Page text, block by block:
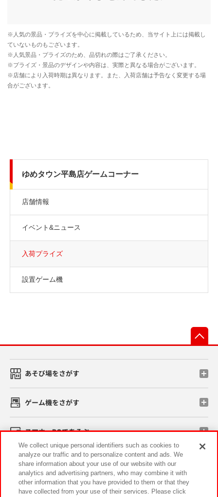
ゆめタウン平島店ゲームコーナー
店舗情報
イベント&ニュース
入荷プライズ
設置ゲーム機
あそび場をさがす
ゲーム機をさがす
スマホ・PCであそぶ
イベント・キャンペーン
We collect unique personal identifiers such as cookies to
analyze our traffic and to personalize content and ads. We
share information about your use of our website with our
analytics and advertising partners, who may combine it with
other information that you have provided to them or that they
have collected from your use of their services. Please click